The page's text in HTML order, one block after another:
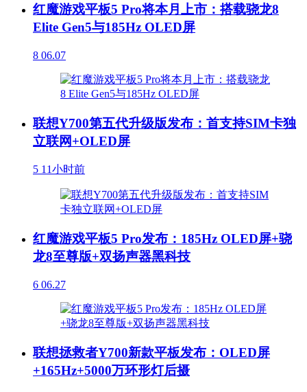
红魔游戏平板5 Pro将本月上市：搭载骁龙8
Elite Gen5与185Hz OLED屏
8 06.07
联想Y700第五代升级版发布：首支持SIM卡独
立联网+OLED屏
5 11小时前
红魔游戏平板5 Pro发布：185Hz OLED屏+骁
龙8至尊版+双扬声器黑科技
6 06.27
联想拯救者Y700新款平板发布：OLED屏
+165Hz+5000万环形灯后摄